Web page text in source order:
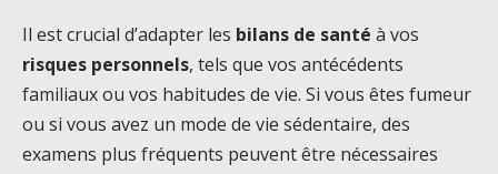
Il est crucial d’adapter les bilans de santé à vos
risques personnels, tels que vos antécédents
familiaux ou vos habitudes de vie. Si vous êtes fumeur
ou si vous avez un mode de vie sédentaire, des
examens plus fréquents peuvent être nécessaires